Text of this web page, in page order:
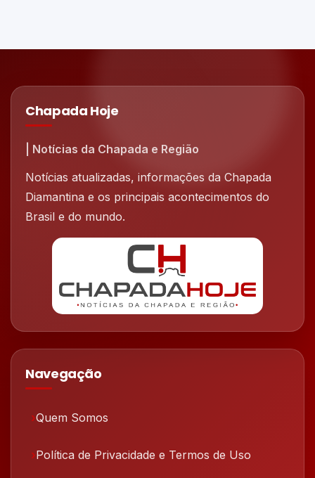
Chapada Hoje
| Notícias da Chapada e Região
Notícias atualizadas, informações da Chapada
Diamantina e os principais acontecimentos do
Brasil e do mundo.
Navegação
Quem Somos
Política de Privacidade e Termos de Uso